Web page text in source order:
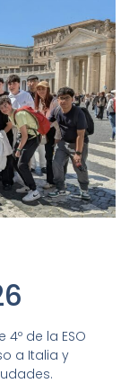
de la ESO
a Italia y